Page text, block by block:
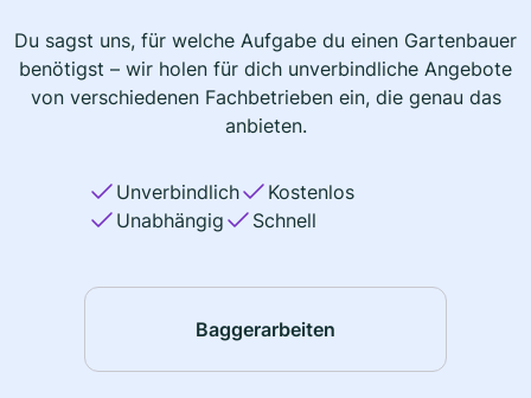
Du sagst uns, für welche Aufgabe du einen Gartenbauer
benötigst – wir holen für dich unverbindliche Angebote
von verschiedenen Fachbetrieben ein, die genau das
anbieten.
Unverbindlich
Kostenlos
Unabhängig
Schnell
Baggerarbeiten